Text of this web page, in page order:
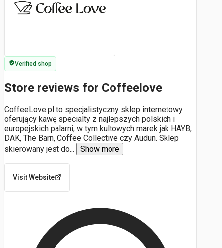
Verified shop
Store reviews for Coffeelove
CoffeeLove.pl to specjalistyczny sklep internetowy
oferujący kawę specialty z najlepszych polskich i
europejskich palarni, w tym kultowych marek jak HAYB,
DAK, The Barn, Coffee Collective czy Audun. Sklep
skierowany jest do... Show more
Visit Website